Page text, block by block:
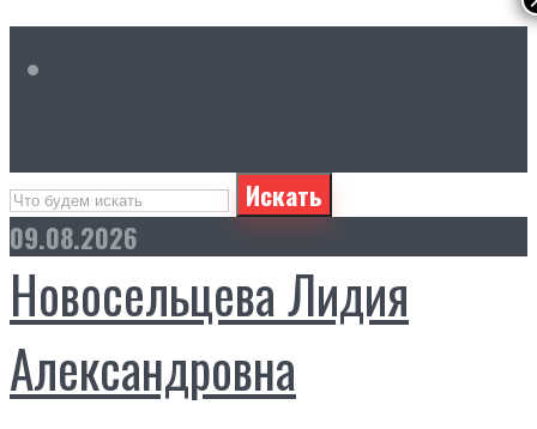
Искать
09.08.2026
Новосельцева Лидия
Александровна